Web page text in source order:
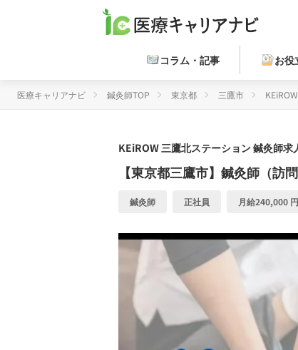
コラム・記事 お役
医療キャリアナビ 鍼灸師TOP 東京都 三鷹市
KEiROW 三鷹北ステーション鍼灸師求
【東京都三鷹市】鍼灸師（
鍼灸師 正社員 月給240,000